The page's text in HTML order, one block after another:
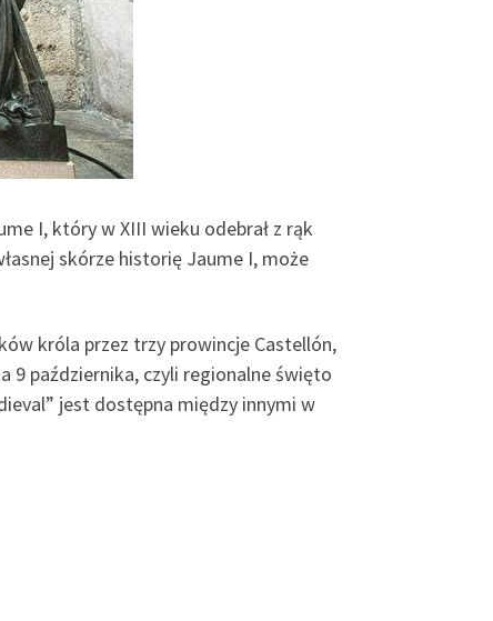
I, który w XIII wieku odebrał z rąk
skórze historię Jaume I, może
króla przez trzy prowincje Castellón,
9 października, czyli regionalne święto
jest dostępna między innymi w